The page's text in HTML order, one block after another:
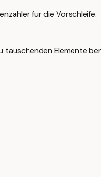
für die Vorschleife.
tauschenden Elemente